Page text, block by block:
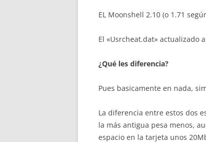
EL Moonshell 2.10 (o 1.71
El «Usrcheat.dat» actualizado
¿Qué les diferencia?
Pues basicamente en nada,
La diferencia entre estos dos
la más antigua pesa menos,
espacio en la tarjeta unos